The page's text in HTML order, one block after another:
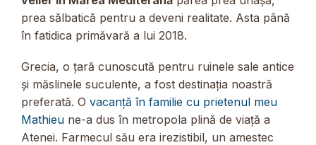
prea sălbatică pentru a deveni realitate. Asta până
în fatidica primăvară a lui 2018.
Grecia, o țară cunoscută pentru ruinele sale antice
și măslinele suculente, a fost destinația noastră
preferată. O vacanță în familie cu prietenul meu
Mathieu ne-a dus în metropola plină de viață a
Atenei. Farmecul său era irezistibil, un amestec